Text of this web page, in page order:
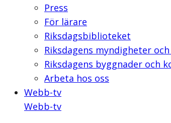
Press
För lärare
Riksdagsbiblioteket
Riksdagens myndigheter
Riksdagens byggnader och
Arbeta hos oss
Webb-tv
Webb-tv